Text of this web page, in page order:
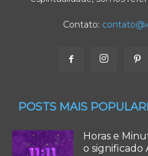
Contato:
POSTS MAIS
Horas e
o significado